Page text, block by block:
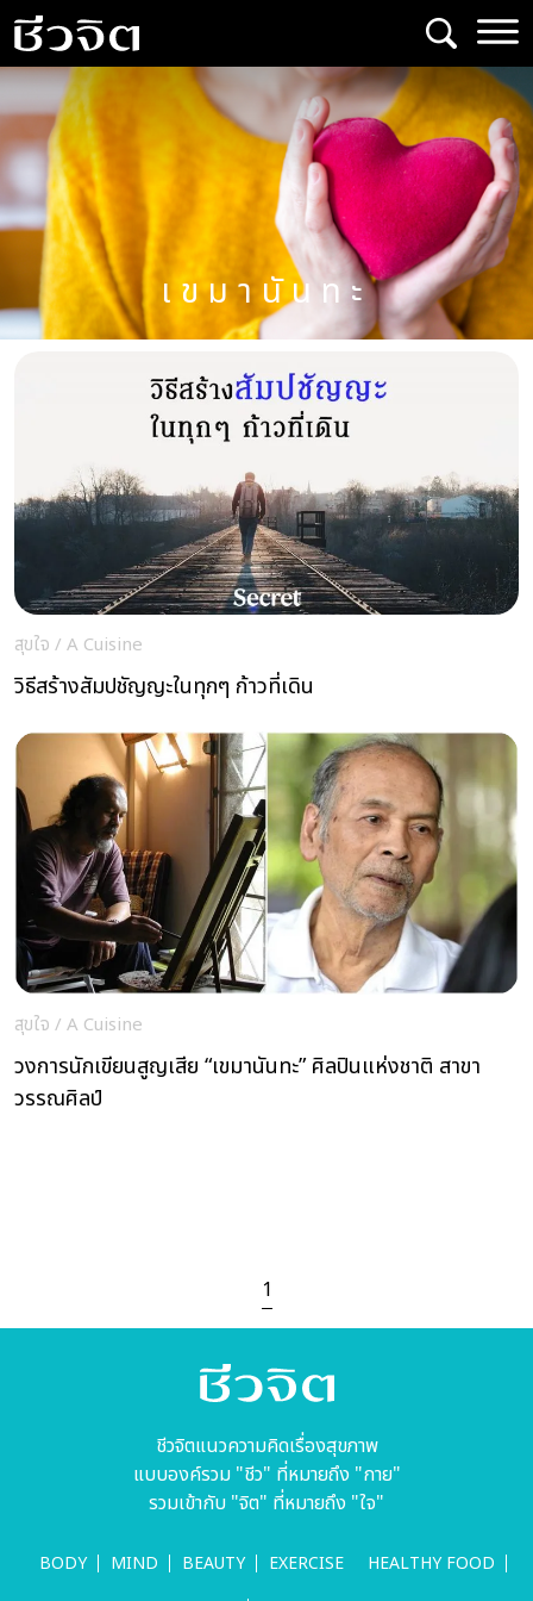
Skip
to
content
เขมานันทะ
สุขใจ / A Cuisine
วิธีสร้างสัมปชัญญะในทุกๆ ก้าวที่เดิน
สุขใจ / A Cuisine
วงการนักเขียนสูญเสีย “เขมานันทะ” ศิลปินแห่งชาติ สาขา
วรรณศิลป์
1
ชีวจิตแนวความคิดเรื่องสุขภาพ
แบบองค์รวม "ชีว" ที่หมายถึง "กาย"
รวมเข้ากับ "จิต" ที่หมายถึง "ใจ"
BODY MIND BEAUTY EXERCISE
HEALTHY FOOD